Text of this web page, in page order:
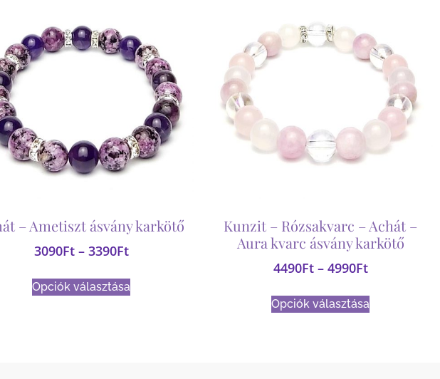
– Ametiszt ásvány karkötő
3090Ft – 3390Ft
Opciók választása
Kunzit – Rózsakvarc – Achát –
Aura kvarc ásvány karkötő
4490Ft – 4990Ft
Opciók választása